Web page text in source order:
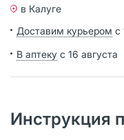
в Калуге
Доставим курьером с
В аптеку с 16 августа
Инструкция